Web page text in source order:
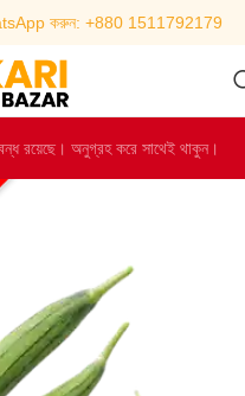
করুন: +880 1511792179
রয়েছে। অনুগ্রহ করে সাথেই থাকুন।